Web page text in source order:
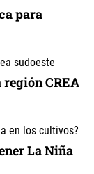
para
región CREA
La Niña